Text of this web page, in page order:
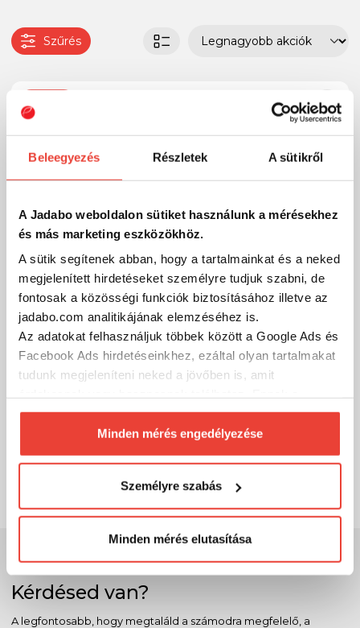
Beleegyezés Részletek A sütikről
A Jadabo weboldalon sütiket használunk a mérésekhez
és más marketing eszközökhöz.
A sütik segítenek abban, hogy a tartalmainkat és a neked
megjelenített hirdetéseket személyre tudjuk szabni, de
fontosak a közösségi funkciók biztosításához illetve az
jadabo.com analitikájának elemzéséhez is.
Az adatokat felhasználjuk többek között a Google Ads és
Facebook Ads hirdetéseinkhez, ezáltal olyan tartalmakat
tudunk megjeleníteni neked a jövőben is, amit
biztosításához arra kérünk, hogy engedd meg
számunkra minden mérés használatát.
Természetesensoha semmilyen formában nem fogunk
megváltoztathatod a döntésed ezzel kapcsolatban.
Előre is köszönjük!
Minden mérés engedélyezése
Személyre szabás
Minden mérés elutasítása
Szűrés
-20%
Sufix 131 BRAID 150M CHARTREUX 0,165mm 9,1kg
Szakértő szolgálat
Kérdésed van?
A legfontosabb, hogy megtaláld a számodra megfelelő, a